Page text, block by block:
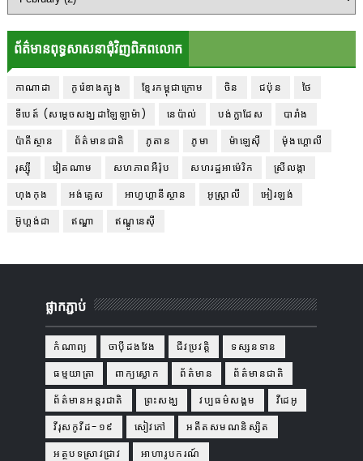
ព័ត៌មានពុទ្ធសាសនាជុំវិញពិភពលោក
កាណាដា កូរ៉េខាងត្បូង ខ្មែរកម្ពុជាក្រោម ចិន ជប៉ុន
ថៃ
ទីបេត៍ (សម្ដេចសង្ឃដាឡៃឡាម៉ា)
នេប៉ាល់ បង់ក្លាដែស
បារាំង
ប៉ាគីស្ថាន
ព័ត៌មានជាតិ ភូតាន ភូមា ម៉ាឡេស៊ី
ម៉ុងហ្គោលី
រុស្ស៊ី
វៀតណាម សហភាពអឺរ៉ុប សហរដ្ឋអាម៉េរិក
ស្រីលង្កា
ហុងកុង
អង់គ្លេស អាហ្វហ្គានីស្ថាន អូស្ត្រាលី
អៀរឡង់
អ៊ូហ្គង់ដា
ឥណ្ឌា ឥណ្ឌូនេស៊ី
ផ្លាកភ្ជាប់
កំណាព្យ ចាប៉ីដងវែង ជីវប្រវត្តិ
ទស្សនទាន
ធម្មយាត្រា
ពាក្យស្លោក ព័ត៌មាន
ព័ត៌មានជាតិ
ព័ត៌មានអន្តរជាតិ
ព្រះសង្ឃ វប្បធម៌សង្គម
វីដេអូ
វីរុសកូវីដ-១៩
សៀវភៅ
អតីតសមណនិស្សិត
អត្ថបទស្រាវជ្រាវ
អាហារូបករណ៍